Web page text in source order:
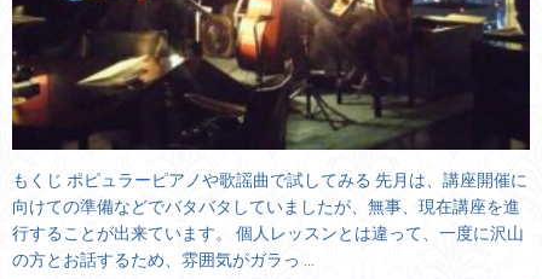
もくじ ポピュラーピアノや歌謡曲で試してみる 先月は、講座開催に
向けての準備などでバタバタしていましたが、無事、現在講座を進
行することが出来ています。 個人レッスンとは違って、一度に沢山
の方とお話するため、雰囲気がガラっ …